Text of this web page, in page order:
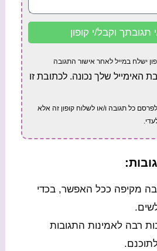
תגובתך וקבל/י קופון
ישלח במייל לאחר אישור התגובה
האימייל שלך נכונה. לכתובת זו
כל תגובה ו/או לשלוח קופון זה אלא
מקיפה ככל האפשר, בכדי
רבה לאמינות התגובות